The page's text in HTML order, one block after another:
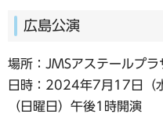
広島公演
場所：JMSアステールプラ
日時：2024年7月17日（
（日曜日）午後1時開演